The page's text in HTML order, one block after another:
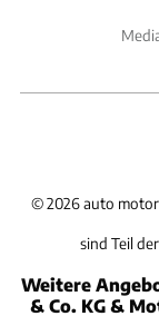
©2026 auto
sind Teil
Weitere
& Co. KG &